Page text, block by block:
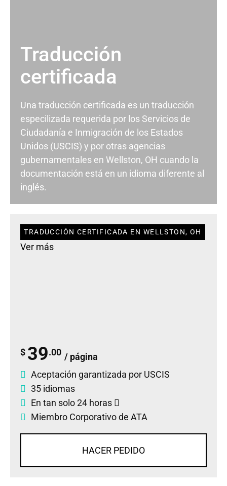
Traducción
certificada
Una traducción certificada es un traducción
especilizada requerida por los Servicios de
Ciudadanía e Inmigración de los Estados
Unidos (USCIS) y por otras agencias
gubernamentales en Wellston, OH cuando la
documentación está en un idioma diferente al
inglés.
TRADUCCIÓN CERTIFICADA EN WELLSTON, OH
Ver más
$ 39.00 / página
Aceptación garantizada por USCIS
35 idiomas
En tan solo 24 horas
Miembro Corporativo de ATA
HACER PEDIDO